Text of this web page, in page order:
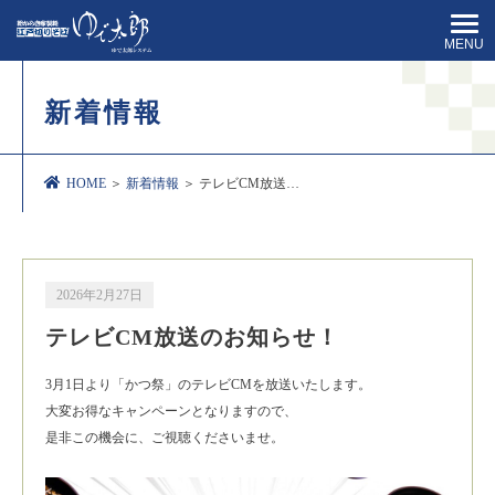
MENU
新着情報
HOME ＞ 新着情報 ＞ テレビCM放送…
2026年2月27日
テレビCM放送のお知らせ！
3月1日より「かつ祭」のテレビCMを放送いたします。
大変お得なキャンペーンとなりますので、
是非この機会に、ご視聴くださいませ。